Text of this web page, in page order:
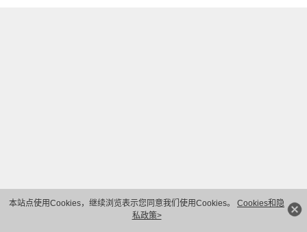
本站点使用Cookies，继续浏览表示您同意我们使用Cookies。 Cookies和隐
私政策>